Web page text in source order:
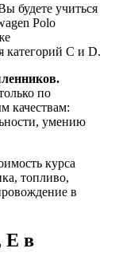
будете учиться
Polo
категорий C и D.
по
качествам:
умению
курса
топливо,
в
E в